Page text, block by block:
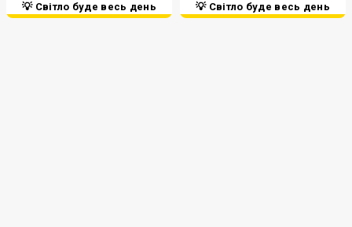
💡 Світло буде весь день 💡 Світло буде весь день